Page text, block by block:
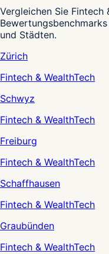
Vergleichen Sie Fintech
und Städten.
Zürich
Fintech & WealthTech
Schwyz
Fintech & WealthTech
Freiburg
Fintech & WealthTech
Schaffhausen
Fintech & WealthTech
Graubünden
Fintech & WealthTech